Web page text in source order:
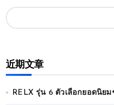
近期文章
RELX รุ่น 6 ตัวเลือกยอดนิย